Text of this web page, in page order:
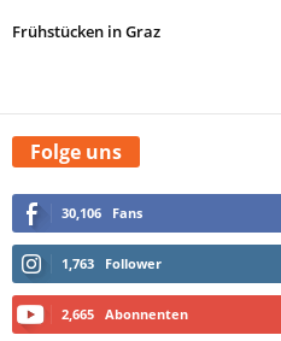
Frühstücken in Graz
Folge uns
30,106 Fans
1,763 Follower
2,665 Abonnenten